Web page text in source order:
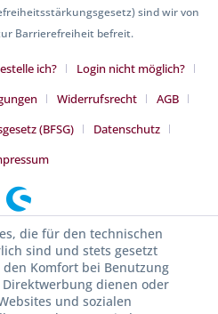
sind wir von
Barrierefreiheit befreit.
ich?
Login nicht möglich?
Widerrufsrecht
AGB
(BFSG)
Datenschutz
die für den technischen
sind und stets gesetzt
Komfort bei Benutzung
dienen oder
und sozialen